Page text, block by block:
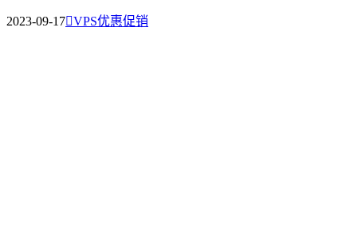
2023-09-17VPS优惠促销